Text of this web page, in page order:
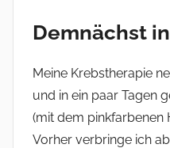
Demnächst
Meine Krebstherapie
und in ein paar Tagen
(mit dem pinkfarbenen
Vorher verbringe ich